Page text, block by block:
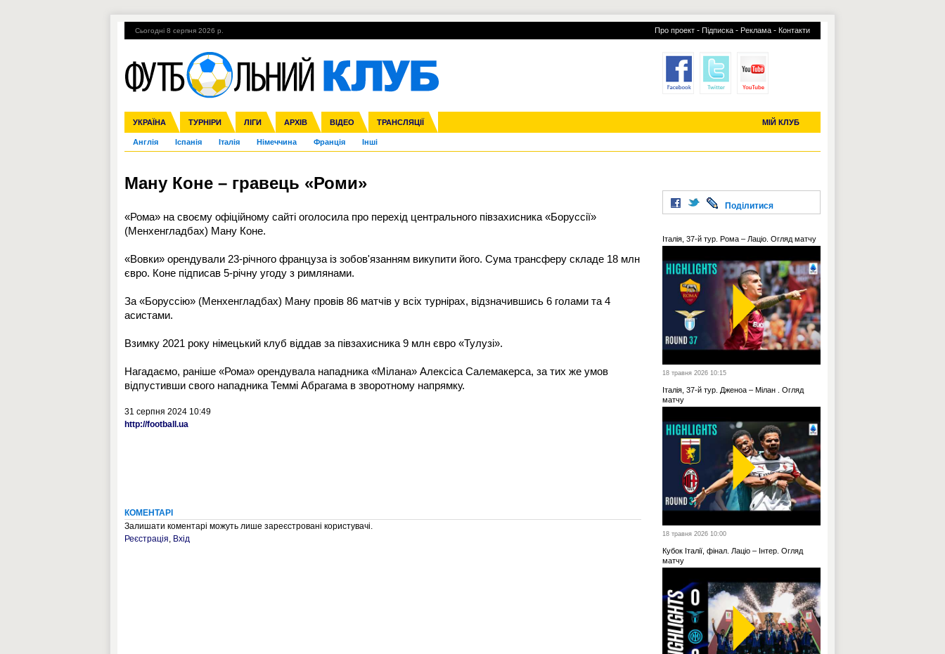
Сьогодні 8 серпня 2026 р. Про проект - Підписка - Реклама - Контакти
УКРАЇНА ТУРНІРИ ЛІГИ АРХІВ ВІДЕО ТРАНСЛЯЦІЇ МІЙ КЛУБ
Збірна Прем'єр-ліга Перша ліга Друга ліга Кубок України Молодіжка
Ліга чемпіонів Ліга Європи Міжнародні Ліга націй Ліга конференцій
Англія Іспанія Італія Німеччина Франція Інші
ЧС-2014 ЄВРО-2016 Росія Кубок конфедерацій ЧЄ-2015 (U-21)
Гарячі теми УПЛ, 2-й тур ВІЙНА УПЛ-ПЕРЕХОДИ УСІ ТРАНСФЕРИ
Ману Коне – гравець «Роми»
«Рома» на своєму офіційному сайті оголосила про перехід центрального півзахисника «Боруссії»
(Менхенгладбах) Ману Коне.
«Вовки» орендували 23-річного француза із зобов'язанням викупити його. Сума трансферу складе 18 млн
євро. Коне підписав 5-річну угоду з римлянами.
За «Боруссію» (Менхенгладбах) Ману провів 86 матчів у всіх турнірах, відзначившись 6 голами та 4
асистами.
Взимку 2021 року німецький клуб віддав за півзахисника 9 млн євро «Тулузі».
Нагадаємо, раніше «Рома» орендувала нападника «Мілана» Алексіса Салемакерса, за тих же умов
відпустивши свого нападника Теммі Абрагама в зворотному напрямку.
31 серпня 2024 10:49
http://football.ua
КОМЕНТАРІ
Залишати коментарі можуть лише зареєстровані користувачі.
Реєстрація, Вхід
Поділитися
Італія, 37-й тур. Рома – Лаціо. Огляд матчу
18 травня 2026 10:15
Італія, 37-й тур. Дженоа – Мілан . Огляд
матчу
18 травня 2026 10:00
Кубок Італії, фінал. Лаціо – Інтер. Огляд
матчу